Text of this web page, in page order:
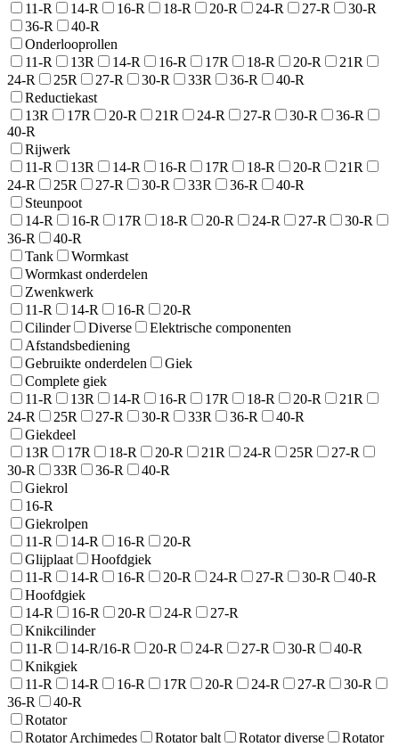
11-R
14-R 16-R 18-R 20-R 24-R 27-R
30-R
36-R
40-R
Onderlooprollen
11-R
13R 14-R 16-R 17R 18-R 20-R
21R
24-R
25R 27-R 30-R 33R 36-R
40-R
Reductiekast
13R
17R 20-R 21R 24-R 27-R 30-R
36-R
40-R
Rijwerk
11-R
13R 14-R 16-R 17R 18-R 20-R
21R
24-R
25R 27-R 30-R 33R 36-R
40-R
Steunpoot
14-R
16-R 17R 18-R 20-R 24-R 27-R
30-R
36-R
40-R
Tank
Wormkast
Wormkast onderdelen
Zwenkwerk
11-R
14-R 16-R
20-R
Cilinder
Diverse
Elektrische componenten
Afstandsbediening
Gebruikte onderdelen
Giek
Complete giek
11-R
13R 14-R 16-R 17R 18-R 20-R
21R
24-R
25R 27-R 30-R 33R 36-R
40-R
Giekdeel
13R
17R 18-R 20-R 21R 24-R 25R
27-R
30-R
33R 36-R
40-R
Giekrol
16-R
Giekrolpen
11-R
14-R 16-R
20-R
Glijplaat
Hoofdgiek
11-R
14-R 16-R 20-R 24-R 27-R 30-R
40-R
Hoofdgiek
14-R
16-R 20-R 24-R
27-R
Knikcilinder
11-R
14-R/16-R 20-R 24-R 27-R 30-R
40-R
Knikgiek
11-R
14-R 16-R 17R 20-R 24-R 27-R
30-R
36-R
40-R
Rotator
Rotator Archimedes
Rotator balt Rotator diverse
Rotator